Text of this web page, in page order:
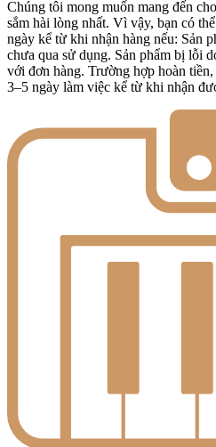
Chúng tôi mong muốn mang đến
sắm hài lòng nhất. Vì vậy, bạn có
ngày kể từ khi nhận hàng nếu: Sản
chưa qua sử dụng. Sản phẩm bị lỗi
với đơn hàng. Trường hợp hoàn
3–5 ngày làm việc kể từ khi nhận